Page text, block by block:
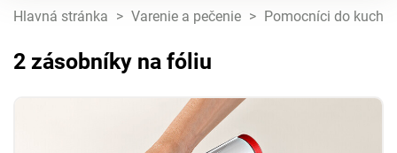
Hlavná stránka > Varenie a pečenie > Pomocníci do
2 zásobníky na fóliu